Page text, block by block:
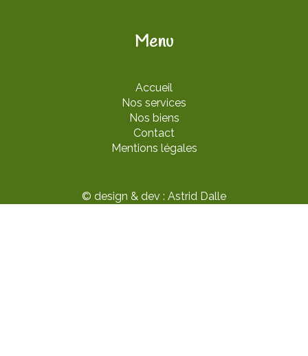
Menu
Accueil
Nos services
Nos biens
Contact
Mentions légales
© design & dev : Astrid Dalle